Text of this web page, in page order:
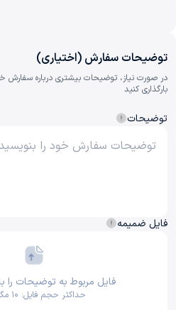
توضیحات سفارش (اختیاری)
در صورت نیاز، توضیحات بیشتری درباره سفارش
بارگذاری کنید
توضیحات
فایل ضمیمه
فایل مربوط به توضیحات را
حداکثر حجم فایل: ۱۰ مگابایت